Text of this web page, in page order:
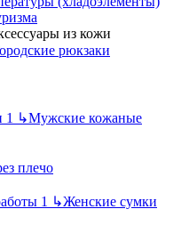
из кожи
рюкзаки
↳Мужские кожаные
плечо
↳Женские сумки